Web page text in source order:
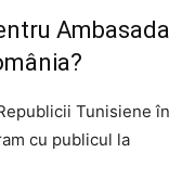
Ambasada
Tunisiene în
cu publicul la